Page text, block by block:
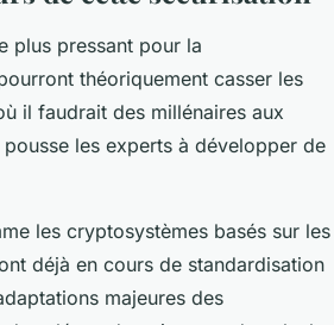
plus pressant pour la
théoriquement casser les
il faudrait des millénaires aux
les experts à développer de
les cryptosystèmes basés sur les
déjà en cours de standardisation
majeures des